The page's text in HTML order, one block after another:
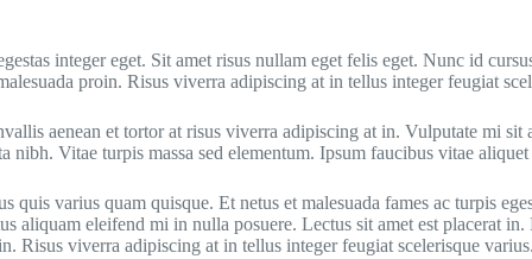
integer eget. Sit amet risus nullam eget felis eget. Nunc id
proin. Risus viverra adipiscing at in tellus integer feugiat
aenean et tortor at risus viverra adipiscing at in. Vulputate mi
nibh. Vitae turpis massa sed elementum. Ipsum faucibus vitae
quis varius quam quisque. Et netus et malesuada fames ac turpis
aliquam eleifend mi in nulla posuere. Lectus sit amet est placerat
Risus viverra adipiscing at in tellus integer feugiat scelerisque